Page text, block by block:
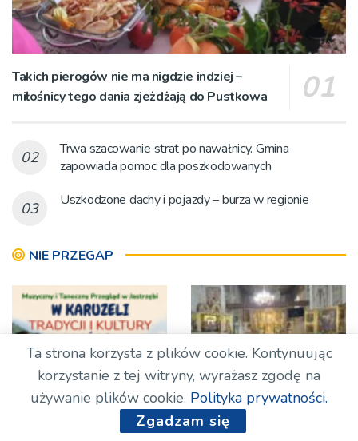
Takich pierogów nie ma nigdzie indziej –
miłośnicy tego dania zjeżdżają do Pustkowa
Trwa szacowanie strat po nawałnicy. Gmina
zapowiada pomoc dla poszkodowanych
Uszkodzone dachy i pojazdy – burza w regionie
NIE PRZEGAP
Dawne zwyczaje Pogórza
‘Chorzy mają w sobie
pokój, którego brakuje
Ta strona korzysta z plików cookie. Kontynuując
korzystanie z tej witryny, wyrażasz zgodę na
używanie plików cookie. Polityka prywatności.
Zgadzam się